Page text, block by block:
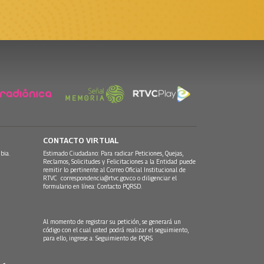
CONTACTO VIRTUAL
Estimado Ciudadano: Para radicar Peticiones, Quejas,
Reclamos, Solicitudes y Felicitaciones a la Entidad puede
remitir lo pertinente al Correo Oficial Institucional de
RTVC correspondencia@rtvc.gov.co o diligenciar el
formulario en línea: Contacto PQRSD.
Al momento de registrar su petición, se generará un
código con el cual usted podrá realizar el seguimiento,
para ello, ingrese a: Seguimiento de PQRS